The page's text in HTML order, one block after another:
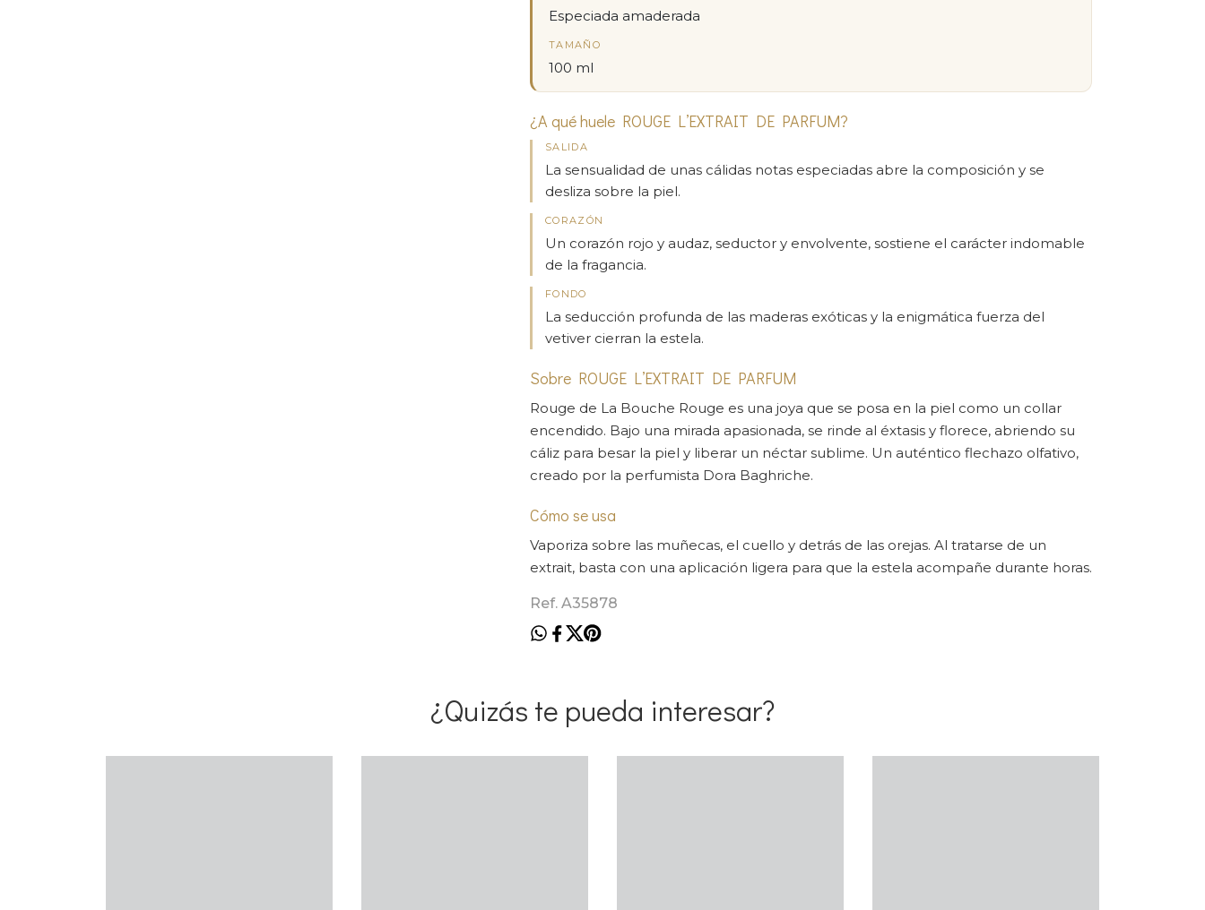
Especiada amaderada
TAMAÑO
100 ml
¿A qué huele ROUGE L’EXTRAIT DE PARFUM?
SALIDA
La sensualidad de unas cálidas notas especiadas abre la composición y se
desliza sobre la piel.
CORAZÓN
Un corazón rojo y audaz, seductor y envolvente, sostiene el carácter indomable
de la fragancia.
FONDO
La seducción profunda de las maderas exóticas y la enigmática fuerza del
vetiver cierran la estela.
Sobre ROUGE L’EXTRAIT DE PARFUM
Rouge de La Bouche Rouge es una joya que se posa en la piel como un collar
encendido. Bajo una mirada apasionada, se rinde al éxtasis y florece, abriendo su
cáliz para besar la piel y liberar un néctar sublime. Un auténtico flechazo olfativo,
creado por la perfumista Dora Baghriche.
Cómo se usa
Vaporiza sobre las muñecas, el cuello y detrás de las orejas. Al tratarse de un
extrait, basta con una aplicación ligera para que la estela acompañe durante horas.
Ref. A35878
¿Quizás te pueda interesar?